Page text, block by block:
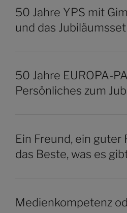
50 Jahre YPS mit
und das Jubiläumsset
50 Jahre EUROPA-
Persönliches zum
Ein Freund, ein guter
das Beste, was es
Medienkompetenz